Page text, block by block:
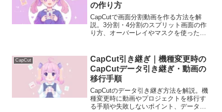
の作り方
CapCutで画面分割動画を作る方法を解
説。3分割・4分割のスプリット画面の作
り方、オーバーレイやマスクを使った編
CapCut
CapCut引き継ぎ｜機種変更時の
CapCutデータ引き継ぎ・動画の
移行手順
CapCutのデータ引き継ぎ方法を解説。機
種変更時に動画やプロジェクトを移行す
る手順や失敗しないポイント、データが